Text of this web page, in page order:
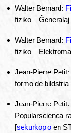
Walter Bernard:
fiziko –
Walter Bernard:
fiziko –
Jean-Pierre Petit:
formo de bildstria
Jean-Pierre Petit:
Popularscienca
[sekurkopio en